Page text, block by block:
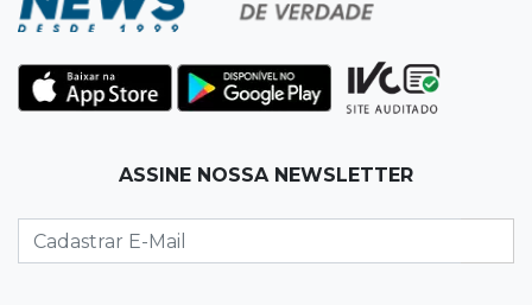
Discord é investigado por falha na proteção
de menores após morte de adolescente
Produção artesanal
número de produtores em 67%
ASSINE NOSSA NEWSLETTER